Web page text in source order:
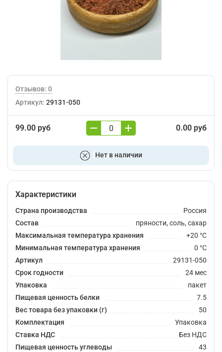
Отзывов: 0
Артикул: 29131-050
99.00 руб 0.00 руб
Нет в наличии
В корзину
Характеристики
Страна производства
Россия
Состав
пряности, соль, сахар
Максимальная температура хранения
+20 °C
Минимальная температура хранения
0 °C
Артикул
29131-050
Срок годности
24 мес
Упаковка
пакет
Пищевая ценность белки
7.5
Вес товара без упаковки (г)
50
Комплектация
Упаковка
Ставка НДС
Без НДС
Пищевая ценность углеводы
43